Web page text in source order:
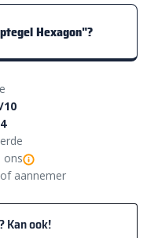
Hexagon"?
10
ons
aannemer
Kan ook!